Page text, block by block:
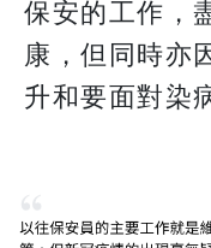
保安的工作，
康，但同時亦
升和要面對染